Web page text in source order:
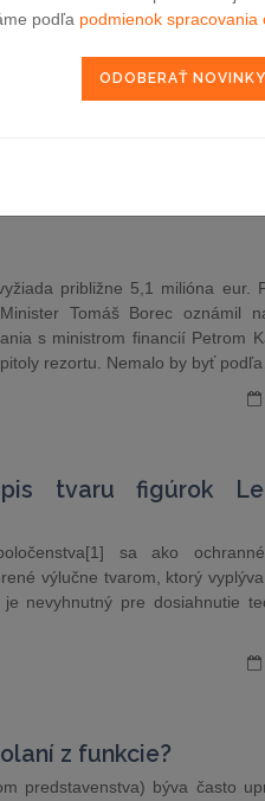
2015Z. z. prijatá v boji proti
doteraz neznámych pojmov.
vlastné zdroje a
( Glatzová & Co.
približne 5,1 milióna eur.
Tomáš Borec oznámil
s ministrom financií Petrom
rezortu. Nemalo by byť
tvaru figúrok
sa ako
výlučne tvarom, ktorý
nevyhnutný pre dosiahnutie
z funkcie?
predstavenstva) býva často
podľa podmienok spracovania